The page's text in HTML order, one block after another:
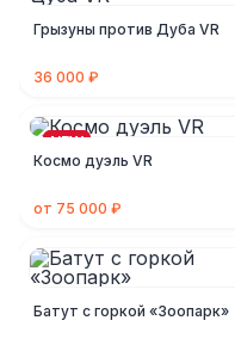
Грызуны против Дуба VR
36 000 ₽
NEW
Космо дуэль VR
от 75 000 ₽
Батут с горкой «Зоопарк»